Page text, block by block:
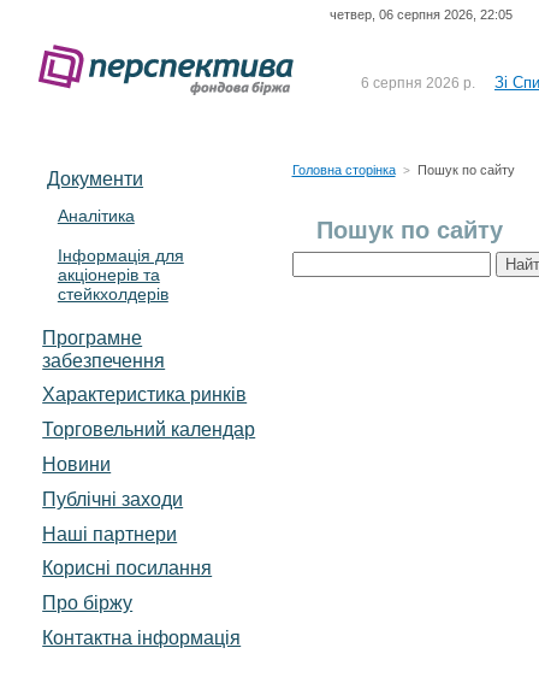
четвер, 06 серпня 2026, 22:05
6 серпня 2026 р. Зі
5 серпня 2026 р.
Зі
4 серпня 2026 р.
До
відсоткова електронна
Документи
Аналітика
Інформація для
акціонерів та
стейкхолдерів
Програмне
забезпечення
Характеристика pинків
Торговельний календар
Новини
Публічні заходи
Наші партнери
Корисні посилання
Про біржу
Контактна інформація
Головна сторінка > Пошук по сайту
Пошук по сайту